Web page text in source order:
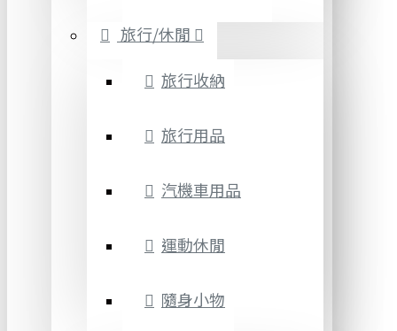
旅行/休閒
旅行收納
旅行用品
汽機車用品
運動休閒
隨身小物